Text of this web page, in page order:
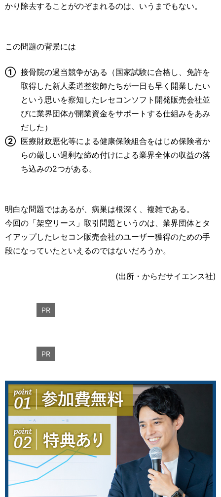
かり除去することがのぞまれるのは、いうまでもない。
この問題の背景には
① 接骨院の過当競争がある（国家試験に合格し、免許を
取得した新人柔道整復師たちが一日も早く開業したい
という思いを察知したレセコンソフト開発販売会社並
びに業界団体が開業資金をサポートする仕組みをあみ
だした）
② 医療財政悪化等による健康保険組合をはじめ保険者か
らの厳しい過剰な締め付けによる業界全体の収益の落
ち込みの2つがある。
明白な問題ではあるが、病巣は根深く、複雑である。
今回の「架空リース」取引問題というのは、業界団体とタ
イアップしたレセコン販売会社のユーザー獲得のための手
段になっていたといえるのではないだろうか。
(出所・からだサイエンス社)
PR
PR